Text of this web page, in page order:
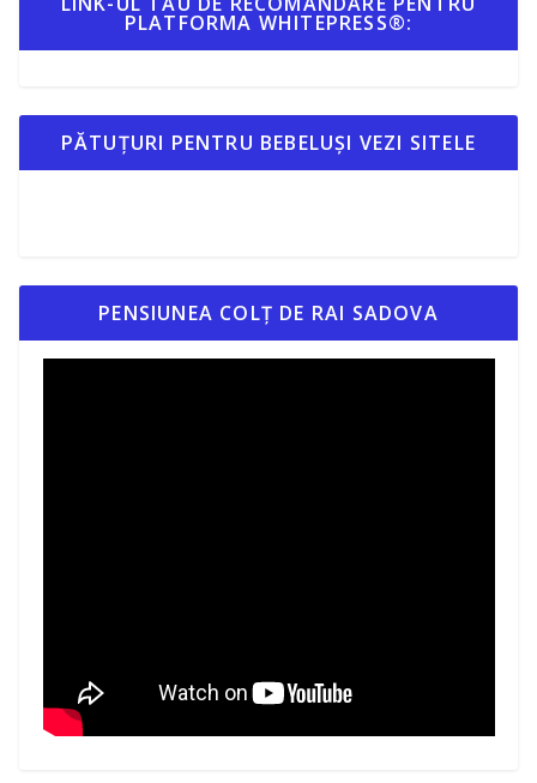
PLATFORMA WHITEPRESS®:
PĂTUȚURI PENTRU BEBELUȘI VEZI SITELE
PENSIUNEA COLȚ DE RAI SADOVA